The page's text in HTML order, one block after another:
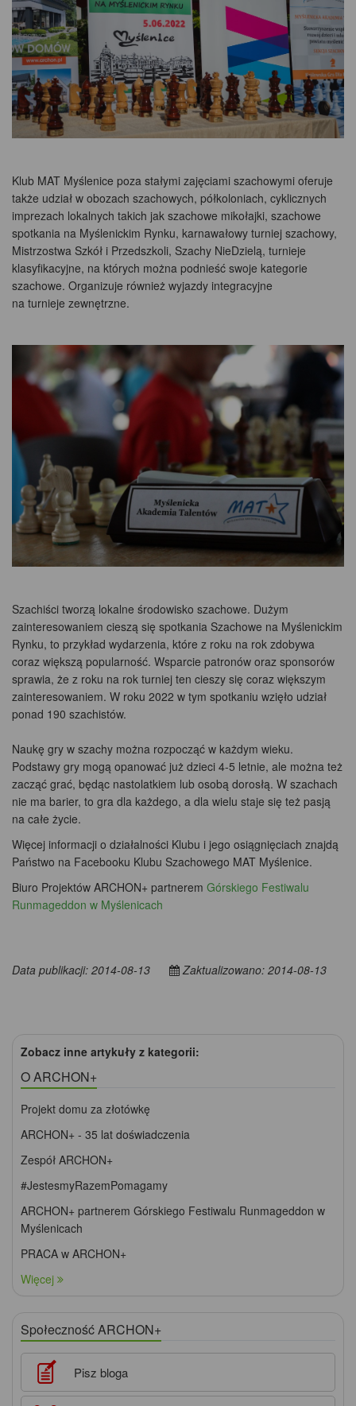
Klub MAT Myślenice poza stałymi zajęciami szachowymi oferuje
także udział w obozach szachowych, półkoloniach, cyklicznych
imprezach lokalnych takich jak szachowe mikołajki, szachowe
spotkania na Myślenickim Rynku, karnawałowy turniej szachowy,
Mistrzostwa Szkół i Przedszkoli, Szachy NieDzielą, turnieje
klasyfikacyjne, na których można podnieść swoje kategorie
szachowe. Organizuje również wyjazdy integracyjne
na turnieje zewnętrzne.
Szachiści tworzą lokalne środowisko szachowe. Dużym
zainteresowaniem cieszą się spotkania Szachowe na Myślenickim
Rynku, to przykład wydarzenia, które z roku na rok zdobywa
coraz większą popularność. Wsparcie patronów oraz sponsorów
sprawia, że z roku na rok turniej ten cieszy się coraz większym
zainteresowaniem. W roku 2022 w tym spotkaniu wzięło udział
ponad 190 szachistów.
Naukę gry w szachy można rozpocząć w każdym wieku.
Podstawy gry mogą opanować już dzieci 4-5 letnie, ale można też
zacząć grać, będąc nastolatkiem lub osobą dorosłą. W szachach
nie ma barier, to gra dla każdego, a dla wielu staje się też pasją
na całe życie.
Więcej informacji o działalności Klubu i jego osiągnięciach znajdą
Państwo na Facebooku Klubu Szachowego MAT Myślenice.
Biuro Projektów ARCHON+ partnerem Górskiego Festiwalu
Runmageddon w Myślenicach
Data publikacji: 2014-08-13 Zaktualizowano: 2014-08-13
Zobacz inne artykuły z kategorii:
O ARCHON+
Projekt domu za złotówkę
ARCHON+ - 35 lat doświadczenia
Zespół ARCHON+
#JestesmyRazemPomagamy
ARCHON+ partnerem Górskiego Festiwalu Runmageddon w
Myślenicach
PRACA w ARCHON+
Więcej
Społeczność ARCHON+
Pisz bloga